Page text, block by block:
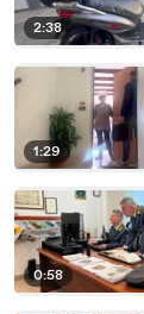
2:38
1:29
0:58